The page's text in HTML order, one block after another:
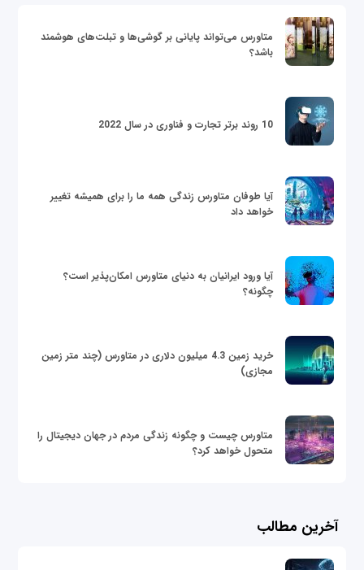
متاورس می‌تواند پایانی بر گوشی‌ها و تبلت‌های هوشمند
باشد؟
10 روند برتر تجارت و فناوری در سال 2022
آیا طوفان متاورس زندگی همه ما را برای همیشه تغییر
خواهد داد
آیا ورود ایرانیان به دنیای متاورس امکان‌پذیر است؟
چگونه؟
خرید زمین 4.3 میلیون دلاری در متاورس (چند متر زمین
مجازی)
متاورس چیست و چگونه زندگی مردم در جهان دیجیتال را
متحول خواهد کرد؟
آخرین مطالب